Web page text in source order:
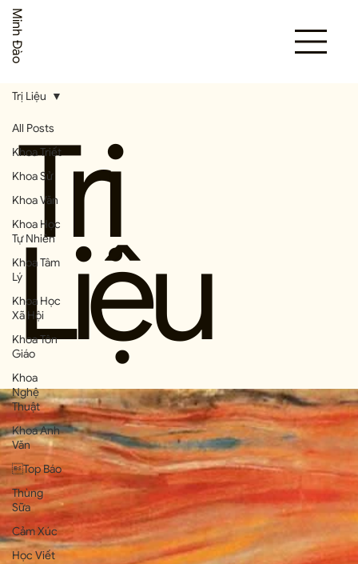
Minh Đào
All Posts
Khoa Triết
Khoa Sử
Khoa Văn
Khoa Học
Tự Nhiên
Khoa Tâm
Lý
Khoa Học
Xã Hội
Khoa Tôn
Giáo
Khoa
Nghệ
Thuật
Khoa Anh
Văn
Top Báo
Thùng
Sữa
Cảm Xúc
Học Viết
Trị Liệu
Trị
Liệu